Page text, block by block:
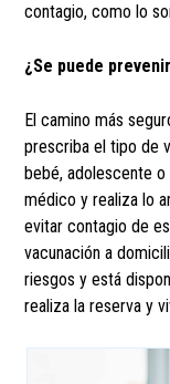
contagio, como lo
¿Se puede
El camino más
prescriba el tipo de
bebé, adolescente o
médico y realiza lo
evitar contagio de
vacunación a
riesgos y está
realiza la reserva y